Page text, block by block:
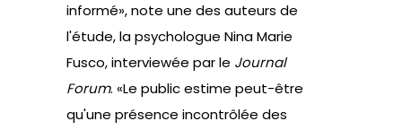
informé», note une des auteurs de
l'étude, la psychologue Nina Marie
Fusco, interviewée par le Journal
Forum. «Le public estime peut-être
qu'une présence incontrôlée des